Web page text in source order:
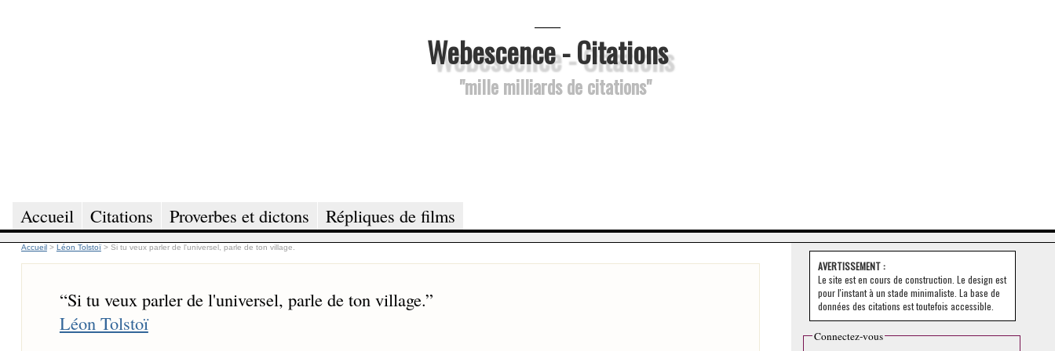
Webescence - Citations
"mille milliards de citations"
Accueil Citations Proverbes et dictons Répliques de films
Accueil > Léon Tolstoï > Si tu veux parler de l'universel, parle de ton village.
“Si tu veux parler de l'universel, parle de ton village.”
Léon Tolstoï
AVERTISSEMENT :
Le site est en cours de construction. Le design est
pour l'instant à un stade minimaliste. La base de
données des citations est toutefois accessible.
Connectez-vous